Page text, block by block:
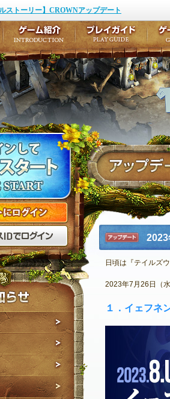
ルストーリー】CROWNアップデート
公式サイトにログイン
外部サービスIDでログ
アップデート
アップデ
ート
日頃は『テイルズ
2023年7月26日（
１．イェフネ
お知らせ
イベント
アップデート
メンテナンス
ゲーム紹介
キャラクター作成
テイルズ初級者講座
ここだけは知ってお